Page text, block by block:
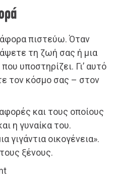
πιστεύω. Όταν
τη ζωή σας ή μια
υποστηρίζει. Γι’ αυτό
τον κόσμο σας – στον
και τους οποίους
η γυναίκα του.
γιγάντια οικογένεια».
ξένους.